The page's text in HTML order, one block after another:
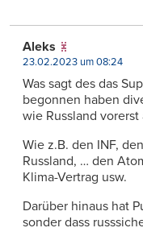
Aleks
23.02.2023 um 08:24
Was sagt des das
begonnen haben
wie Russland vorerst
Wie z.B. den INF,
Russland, … den
Klima-Vertrag usw.
Darüber hinaus hat
sonder dass